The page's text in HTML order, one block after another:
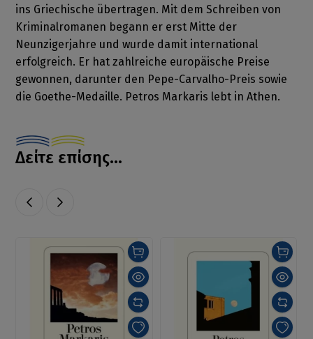
ins Griechische übertragen. Mit dem Schreiben von
Kriminalromanen begann er erst Mitte der
Neunzigerjahre und wurde damit international
erfolgreich. Er hat zahlreiche europäische Preise
gewonnen, darunter den Pepe-Carvalho-Preis sowie
die Goethe-Medaille. Petros Markaris lebt in Athen.
Δείτε επίσης...